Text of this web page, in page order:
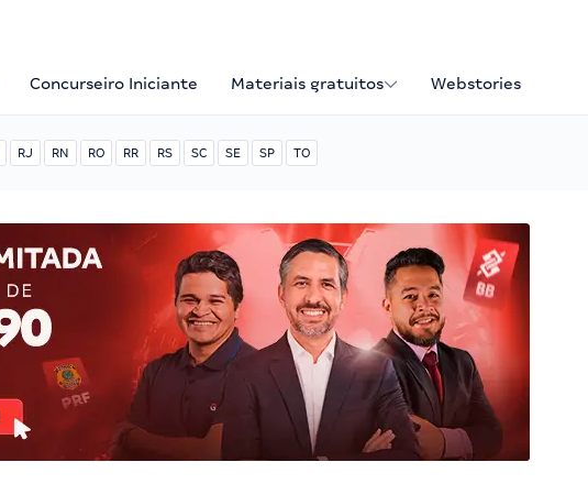
Concurseiro Iniciante Materiais gratuitos Webstories
RJ RN RO RR RS SC SE SP TO